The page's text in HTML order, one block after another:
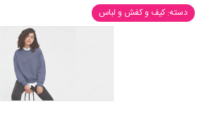
دسته: کیف و کفش و لباس